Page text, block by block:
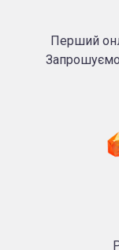
Перший
Запрошуємо